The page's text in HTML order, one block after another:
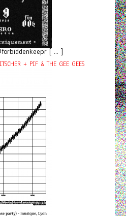
[ ... ]
+ PIF & THE GEE GEES